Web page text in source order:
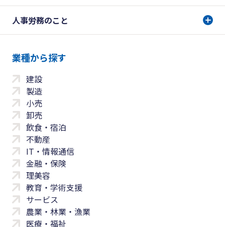
人事労務のこと
業種から探す
建設
製造
小売
卸売
飲食・宿泊
不動産
IT・情報通信
金融・保険
理美容
教育・学術支援
サービス
農業・林業・漁業
医療・福祉